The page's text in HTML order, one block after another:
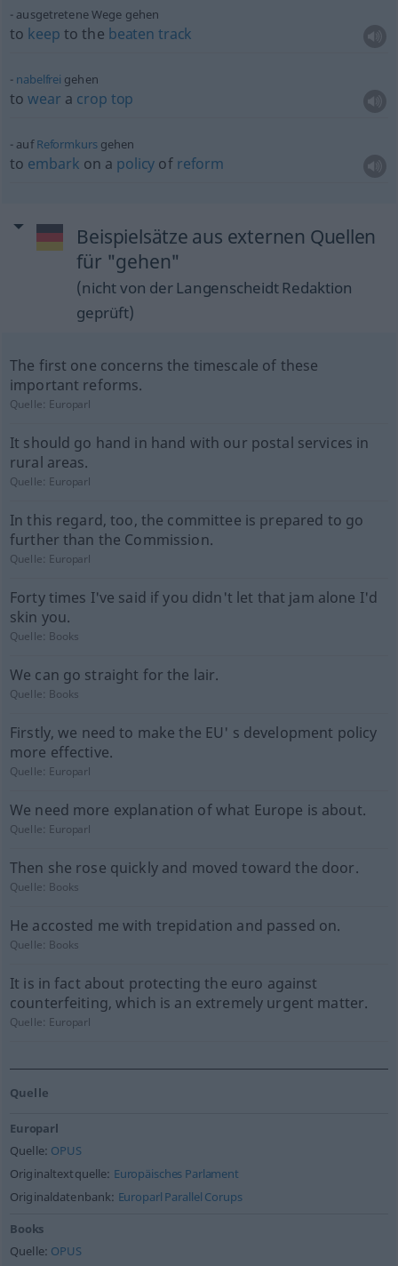
ausgetretene Wege gehen
to keep to the beaten track
nabelfrei gehen
towear a crop top
aufReformkursgehen
to embark on a policy of reform
Beispielsätze aus externen Quellen
für "gehen"
(nicht von der Langenscheidt Redaktion
geprüft)
The first one concerns the timescale of these
important reforms.
Quelle: Europarl
It should go hand in hand with our postal services in
rural areas.
Quelle: Europarl
In this regard, too, the committee is prepared to go
further than the Commission.
Quelle: Europarl
Forty times I've said if you didn't let that jam alone I'd
skin you.
Quelle: Books
We can go straight for the lair.
Quelle: Books
Firstly, we need to make the EU' s development policy
more effective.
Quelle: Europarl
We need more explanation of what Europe is about.
Quelle: Europarl
Then she rose quickly and moved toward the door.
Quelle: Books
He accosted me with trepidation and passed on.
Quelle: Books
It is in fact about protecting the euro against
counterfeiting, which is an extremely urgent matter.
Quelle: Europarl
Quelle
Europarl
Quelle: OPUS
Originaltextquelle: Europäisches Parlament
Originaldatenbank: Europarl Parallel Corups
Books
Quelle: OPUS